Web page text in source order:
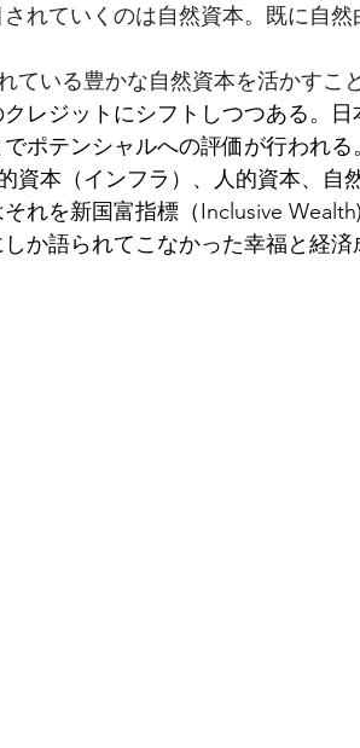
れていくのは自然資本。既に自
ている豊かな自然資本を活かすこ
レジットにシフトしつつある。
ポテンシャルへの評価が行われる。
資本（インフラ）、人的資本、自
れを新国富指標（Inclusive
か語られてこなかった幸福と経